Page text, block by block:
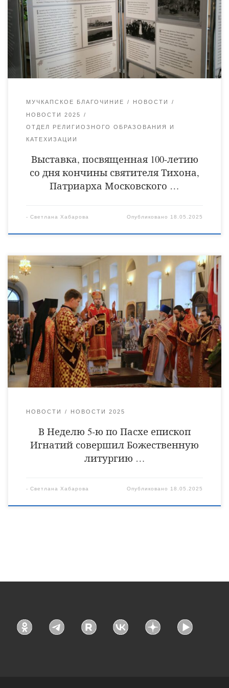
фонда имени святого Патриарха Тихона» и является одним из
знаковых проектов, реализованных по поручению
организационного комитета празднования 100-летия со дня
кончины святителя Тихона. 7 апреля 2025 года исполнилось
100 лет […]
МУЧКАПСКОЕ БЛАГОЧИНИЕ НОВОСТИ
НОВОСТИ 2025
ОТДЕЛ РЕЛИГИОЗНОГО ОБРАЗОВАНИЯ И
КАТЕХИЗАЦИИ
Выставка, посвященная 100-летию
со дня кончины святителя Тихона,
Патриарха Московского …
- Светлана Хабарова Опубликовано 18.05.2025
18 мая, в Неделю 5-ю по Пасхе, о самаряныне, епископ
Уваровский и Кирсановский Игнатий совершил
Божественную литургию в Христорождественском
кафедральном соборе города Уварово. Его Преосвященству
сослужили клирики собора: священник Виктор Кончаков,
священник Владимир Васильев, священник Сергий
Растрёпин, иеромонах Питирим (Сухов), диаконы Сергий
Демидов и Алексий Сайганов. На сугубой ектении были
возглашены особые прошения об […]
НОВОСТИ НОВОСТИ 2025
В Неделю 5-ю по Пасхе епископ
Игнатий совершил Божественную
литургию …
- Светлана Хабарова Опубликовано 18.05.2025